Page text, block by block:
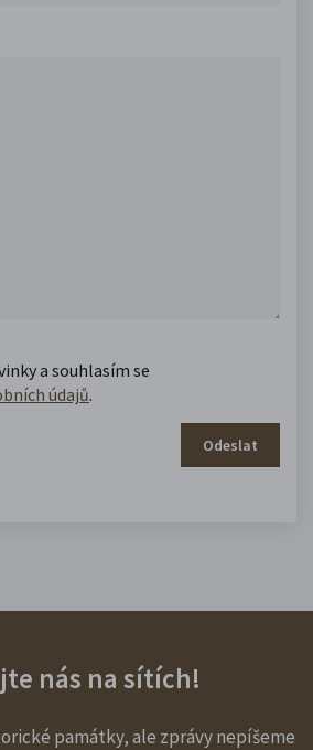
a souhlasím se
údajů.
Odeslat
nás na sítích!
památky, ale zprávy nepíšeme